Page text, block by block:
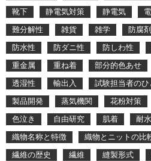
靴下
静電気対策 静電気
難分解性
雑貨 雑学 防腐剤
防水性
防ダニ性 防しわ性
重金属
重ね着 部分的色あせ
透湿性
輸出入 試験担当者の
製品開発
蒸気機関 花粉対策
色泣き
自由研究 肌着 耐
織物名称と特徴
織物とニットの比
繊維の歴史
繊維 縫製形式